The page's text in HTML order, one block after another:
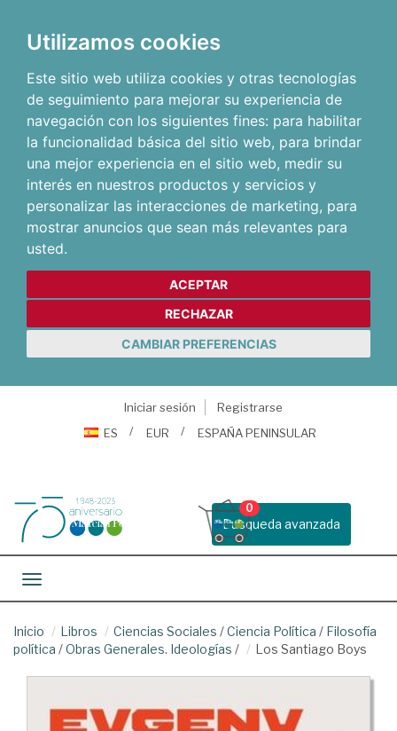
Utilizamos cookies
Este sitio web utiliza cookies y otras tecnologías
de seguimiento para mejorar su experiencia de
navegación con los siguientes fines: para habilitar
la funcionalidad básica del sitio web, para brindar
una mejor experiencia en el sitio web, medir su
interés en nuestros productos y servicios y
personalizar las interacciones de marketing, para
mostrar anuncios que sean más relevantes para
usted.
ACEPTAR
RECHAZAR
CAMBIAR PREFERENCIAS
Iniciar sesión
Registrarse
ES
EUR ESPAÑA PENINSULAR
Busqueda avanzada
0
Toggle navigation
Inicio Libros Ciencias Sociales /Ciencia Política / Filosofía
política /Obras Generales. Ideologías / Los Santiago Boys